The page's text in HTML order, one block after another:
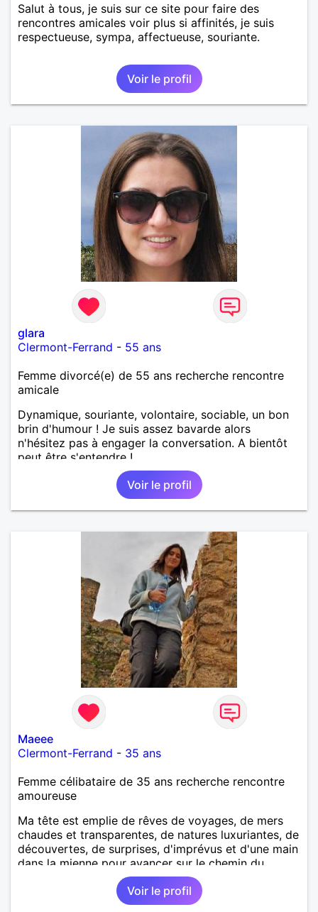
Salut à tous, je suis sur ce site pour faire des
rencontres amicales voir plus si affinités, je suis
respectueuse, sympa, affectueuse, souriante.
Voir le profil
glara
Clermont-Ferrand - 55 ans
Femme divorcé(e) de 55 ans recherche rencontre
amicale
Dynamique, souriante, volontaire, sociable, un bon
brin d'humour ! Je suis assez bavarde alors
n'hésitez pas à engager la conversation. A bientôt
peut être s'entendre !
Voir le profil
Maeee
Clermont-Ferrand - 35 ans
Femme célibataire de 35 ans recherche rencontre
amoureuse
Ma tête est emplie de rêves de voyages, de mers
chaudes et transparentes, de natures luxuriantes, de
découvertes, de surprises, d'imprévus et d'une main
dans la mienne pour avancer sur le chemin du
Voir le profil